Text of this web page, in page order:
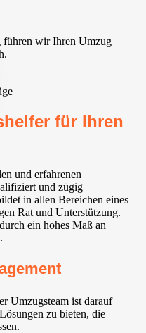
führen wir Ihren Umzug
für Ihren
und erfahrenen
und zügig
in allen Bereichen eines
Rat und Unterstützung.
ein hohes Maß an
Umzugsteam ist darauf
zu bieten, die